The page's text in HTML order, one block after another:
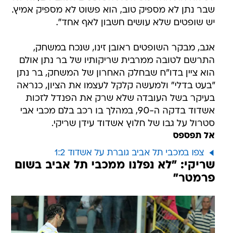
שבר נתן לא מספיק טוב, הוא פשוט לא מספיק אמיץ.
יש שופטים שלא עושים חשבון לאף אחד".
אגב, מבקר השופטים ראובן זינו, שנכח במשחק,
התרשם לטובה ממרבית שריקותיו של בר נתן אולם
הוא ציין בדו"ח שבחלק האחרון של המשחק, בר נתן
"בעט בדלי" ולמעשה קלקל לעצמו את הציון, כנראה
בעיקר בשל העובדה שלא שרק את הפנדל לזכות
אשדוד בדקה ה-90, במהלך בו רכב בלם מכבי אבי
סטרול על גבו של חלוץ אשדוד עידן שריקי.
אל תפספס
צפו במכבי תל אביב גוברת על אשדוד 1:2
שריקי: "לא נפלנו ממכבי תל אביב בשום
פרמטר"